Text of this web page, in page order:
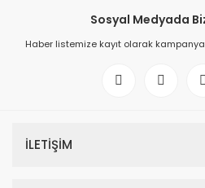
Sosyal Medyada
Haber listemize kayıt olarak
İLETİŞİM